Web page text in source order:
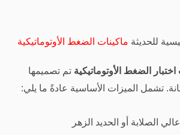
للحديثة ماكينات الضغط الأوتوماتيكية
اختبار الضغط الأوتوماتيكية تم تصميمها
تشمل الميزات الأساسية عادةً ما يلي:
الصلابة أو الحديد الزهر